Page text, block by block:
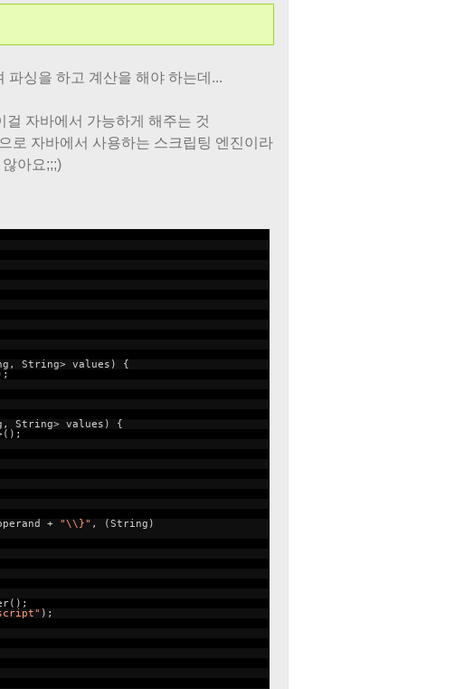
파싱을 하고 계산을 해야 하는데...
자바에서 가능하게 해주는 것
로 자바에서 사용하는 스크립팅 엔진이라
아요;;;)
String> values) {
String> values) {
+ "\\}" , (String)
);